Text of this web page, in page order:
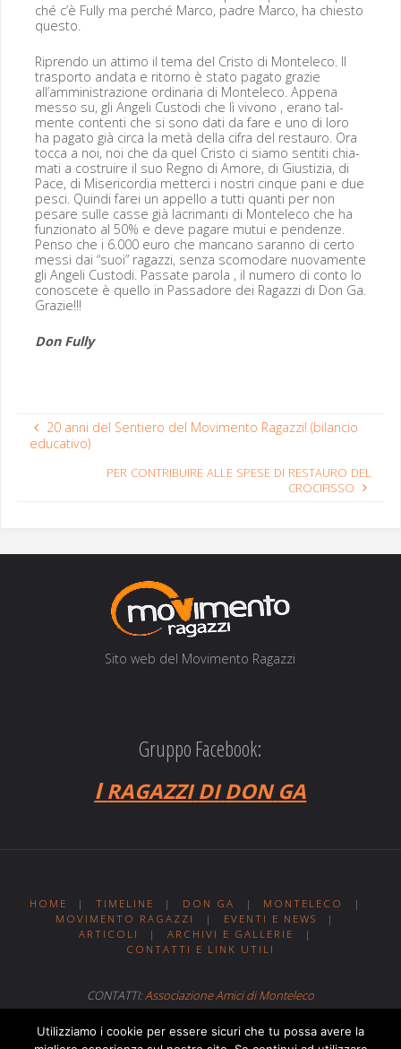
ché c’è Ful­ly ma per­ché Mar­co, padre Mar­co, ha chiesto
questo.
Ripren­do un atti­mo il tema del Cristo di Mon­t­ele­co. Il
trasporto anda­ta e ritorno è sta­to paga­to gra­zie
all’amministrazione ordi­nar­ia di Mon­t­ele­co. Appe­na
mes­so su, gli Angeli Cus­to­di che lì vivono , era­no tal­
mente con­tenti che si sono dati da fare e uno di loro
ha paga­to già cir­ca la metà del­la cifra del restau­ro. Ora
toc­ca a noi, noi che da quel Cristo ci siamo sen­ti­ti chia­
mati a costru­ire il suo Reg­no di Amore, di Gius­tizia, di
Pace, di Mis­eri­cor­dia met­ter­ci i nos­tri cinque pani e due
pesci. Quin­di farei un appel­lo a tut­ti quan­ti per non
pesare sulle casse già lac­riman­ti di Mon­t­ele­co che ha
fun­zion­a­to al 50% e deve pagare mutui e pen­den­ze.
Pen­so che i 6.000 euro che man­cano saran­no di cer­to
mes­si dai “suoi” ragazzi, sen­za sco­modare nuo­va­mente
gli Angeli Cus­to­di. Pas­sate paro­la , il numero di con­to lo
conoscete è quel­lo in Pas­sadore dei Ragazzi di Don Ga.
Grazie!!!
Don Ful­ly
20 anni del Sentiero del Movimento Ragazzi! (bilancio
educativo)
PER CONTRIBUIRE ALLE SPESE DI RESTAURO DEL
CROCIFISSO
Sito web del Movi­men­to Ragazzi
Gruppo Facebook:
IRAGAZZI DI DON GA
HOME | TIMELINE | DON GA | MONTELECO
|
MOVIMENTO RAGAZZI
| EVENTI E NEWS
|
ARTICOLI
| ARCHIVI E GALLERIE
|
CONTATTI E LINK UTILI
CONTATTI:Associazione Amici di Monteleco
Utilizziamo i cookie per essere sicuri che tu possa avere la